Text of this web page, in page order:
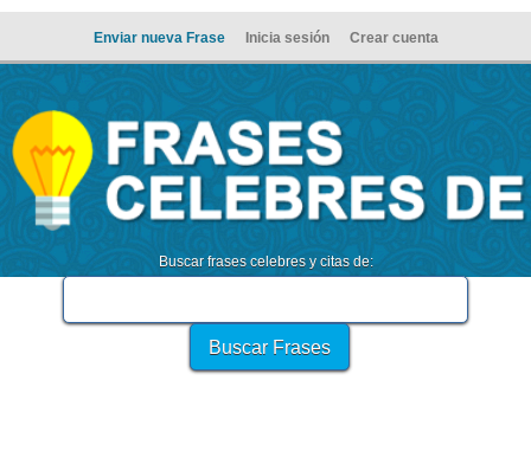
Enviar nueva Frase Inicia sesión Crear cuenta
Buscar frases celebres y citas de: